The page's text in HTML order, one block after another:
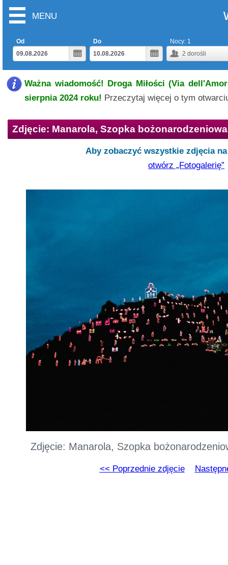
MENU
Od
Do
2 dorośli
Nocy: 1
Ważna wiadomość! Droga Miłości (Via
sierpnia 2024 roku! Przeczytaj więcej o tym
Zdjęcie: Manarola, Szopka bożonarodzeniowa
Aby zobaczyć wszystkie zdjęcia
otwórz „Fotogalerię”
Zdjęcie: Manarola, Szopka
<< Poprzednie zdjęcie